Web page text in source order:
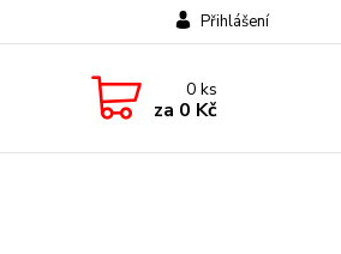
Přihlášení
0ks
za 0 Kč